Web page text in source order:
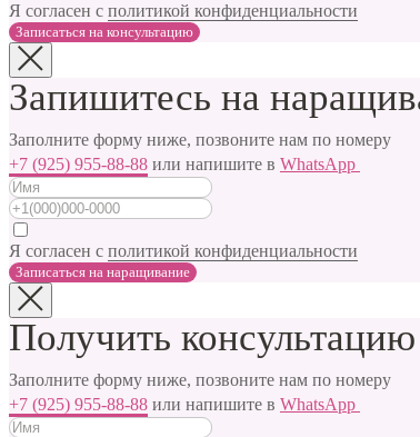
Я согласен с политикой конфиденциальности
Записаться на консультацию
Запишитесь на
Заполните форму ниже, позвоните нам по номеру
+7 (925) 955-88-88 или напишите в WhatsApp
Я согласен с политикой конфиденциальности
Записаться на наращивание
Получить
Заполните форму ниже, позвоните нам по номеру
+7 (925) 955-88-88 или напишите в WhatsApp